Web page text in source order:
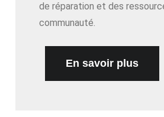
de réparation et des
communauté.
En savoir plus